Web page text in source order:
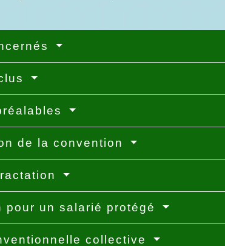
de la convention
pour un salarié protégé
collective